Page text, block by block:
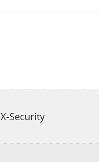
X-Security